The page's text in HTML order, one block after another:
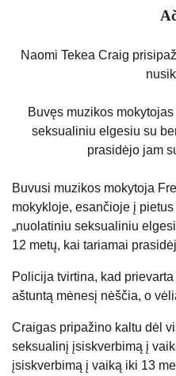
Naomi Tekea Craig
Buvęs muzikos
seksualiniu elgesiu su
prasidėjo jam
Buvusi muzikos mokytoja
mokykloje, esančioje į
„nuolatiniu seksualiniu
12 metų, kai tariamai
Policija tvirtina, kad
aštuntą mėnesį nėščia, o
Craigas pripažino kaltu dėl
seksualinį įsiskverbimą į
įsiskverbimą į vaiką iki 13